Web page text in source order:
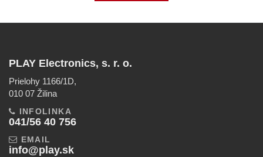
PLAY Electronics, s. r. o.
Prielohy 1166/1D,
010 07 Žilina
INFOLINKA
041/56 40 756
EMAIL
info@play.sk